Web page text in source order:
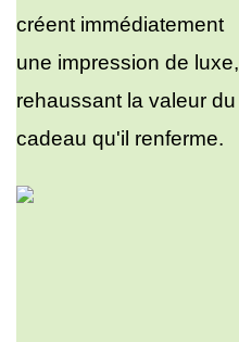
créent immédiatement
une impression de luxe,
rehaussant la valeur du
cadeau qu'il renferme.